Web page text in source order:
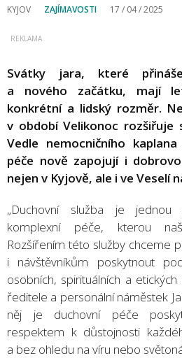
KYJOV ZAJÍMAVOSTI 17 / 04 / 2025
Svátky jara, které
a nového začátku, mají
konkrétní a lidský rozměr.
v období Velikonoc rozšiřuje
Vedle nemocničního
péče nově zapojují i
nejen v Kyjově, ale i ve Veselí
„Duchovní služba je
komplexní péče, kterou
Rozšířením této služby chceme
i návštěvníkům poskytnout
osobních, spirituálních a
ředitele a personální náměstek
něj je duchovní péče
respektem k důstojnosti
a bez ohledu na víru nebo